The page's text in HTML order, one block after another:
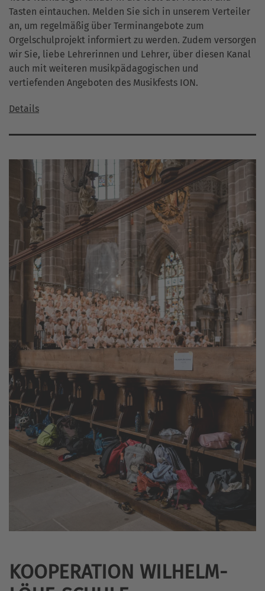
Tasten eintauchen. Melden Sie sich in unserem Verteiler
an, um regelmäßig über Terminangebote zum
Orgelschulprojekt informiert zu werden. Zudem versorgen
wir Sie, liebe Lehrerinnen und Lehrer, über diesen Kanal
auch mit weiteren musikpädagogischen und
vertiefenden Angeboten des Musikfests ION.
Details
KOOPERATION WILHELM-